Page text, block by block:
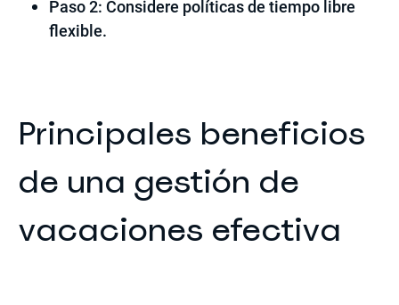
Paso 2: Considere políticas de tiempo libre
flexible.
Principales beneficios
de una gestión de
vacaciones efectiva